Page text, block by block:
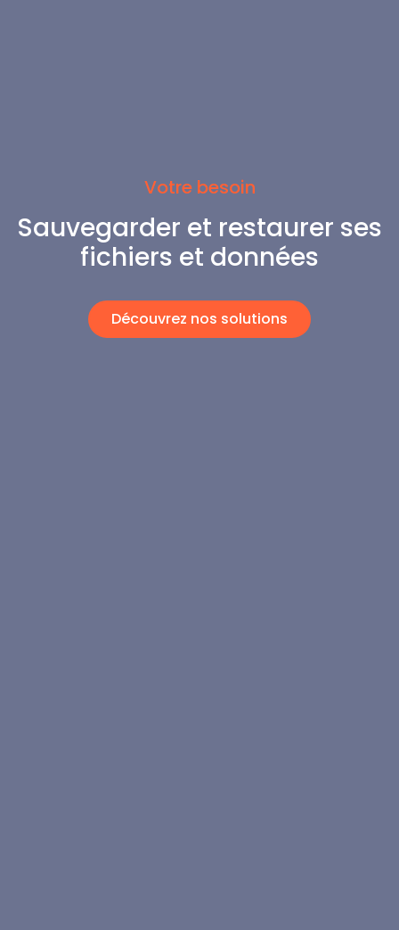
Votre besoin
Sauvegarder et restaurer ses
fichiers et données
Découvrez nos solutions